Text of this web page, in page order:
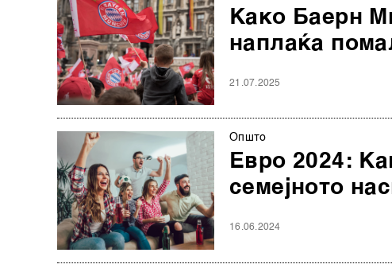
Како Баерн
наплаќа
21.07.2025
Општо
Евро 2024:
семејното
16.06.2024